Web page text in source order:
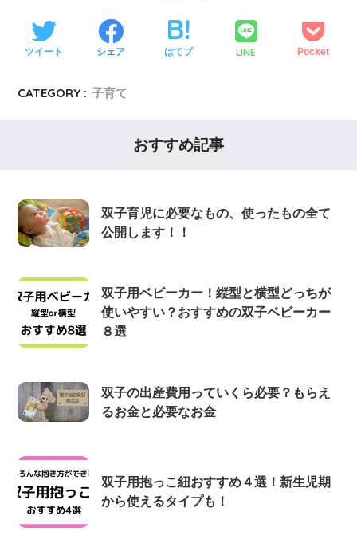
ツイート シェア はてブ LINE Pocket
CATEGORY : 子育て
おすすめ記事
双子育児に必要なもの、使ったもの全て
公開します！！
双子用ベビーカー！縦型と横型どっちが
使いやすい？おすすめの双子ベビーカー
８選
双子の出産費用っていくら必要？もらえ
るお金と必要なお金
双子用抱っこ紐おすすめ４選！新生児期
から使えるタイプも！